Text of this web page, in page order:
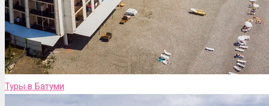
Туры в Батуми